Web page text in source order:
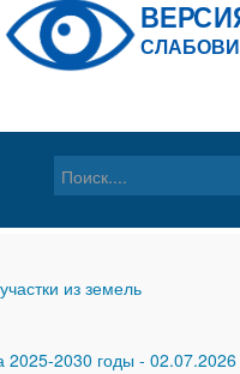
из земель
2025-2030 годы - 02.07.2026